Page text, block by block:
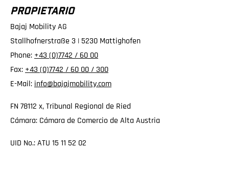
PROPIETARIO
Bajaj Mobility AG
Stallhofnerstraße 3 | 5230 Mattighofen
Phone: +43 (0)7742 / 60 00
Fax: +43 (0)7742 / 60 00 / 300
E-Mail: info@bajajmobility.com
FN 78112 x, Tribunal Regional de Ried
Cámara: Cámara de Comercio de Alta Austria
UID No.: ATU 15 11 52 02